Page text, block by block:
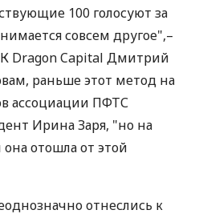
100 голосуют за
совсем другое",–
Dragon Capital Дмитрий
раньше этот метод на
ассоциации ПФТС
Ирина Заря, "но на
отошла от этой
отнеслись к